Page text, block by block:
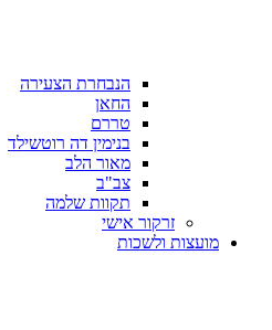
הנבחרת הצעירה
החאן
טררם
בנימין דה רוטשילד
מאור הלב
צב"ב
תקוות שלמה
זרקור אישי
מועצות ולשכות